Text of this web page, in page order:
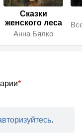
Сказки
женского леса
Анна Бялко
*
.